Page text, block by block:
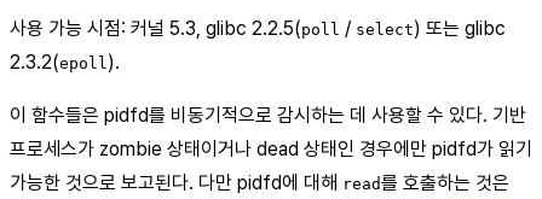
사용 가능 시점: 커널 5.3, glibc 2.2.5(poll / select) 또는 glibc
2.3.2(epoll ).
이 함수들은 pidfd를 비동기적으로 감시하는 데 사용할 수 있다. 기반
프로세스가 zombie 상태이거나 dead 상태인 경우에만 pidfd가 읽기
가능한 것으로 보고된다. 다만 pidfd에 대해 read를 호출하는 것은